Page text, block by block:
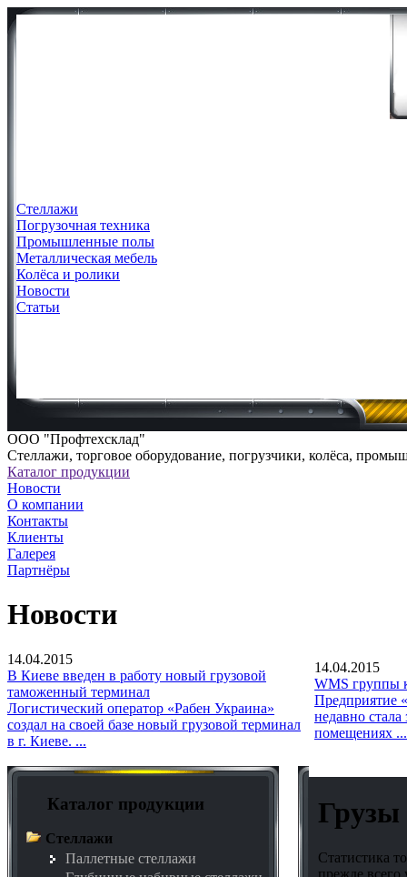
Стеллажи
Погрузочная техника
Промышленные полы
Металлическая мебель
Колёса и ролики
Новости
Статьи
ООО "Профтехсклад"
Cтеллажи, торговое оборудование, погрузчики, колёса,
Каталог продукции
Новости
О компании
Контакты
Клиенты
Галерея
Партнёры
Новости
14.04.2015
В Киеве введен в работу новый грузовой
таможенный терминал
Логистический оператор «Рабен Украина»
создал на своей базе новый грузовой терминал
в г. Киеве. ...
14.04.2015
WMS группы
Предприятие
недавно
помещениях ...
Каталог продукции
Стеллажи
Паллетные стеллажи
Грузы
Статистика
прежде всего